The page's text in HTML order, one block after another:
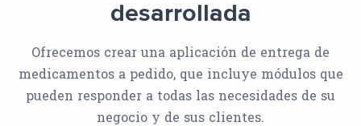
desarrollada
Ofrecemos crear una aplicación de entrega de
medicamentos a pedido, que incluye módulos que
pueden responder a todas las necesidades de su
negocio y de sus clientes.